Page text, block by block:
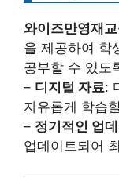
와이즈만영재
을 제공하여 학
공부할 수 있도
– 디지털 자료:
자유롭게 학습
– 정기적인 업
업데이트되어